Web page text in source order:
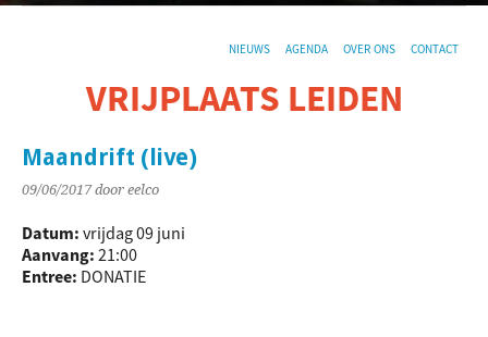
NIEUWS AGENDA OVER ONS CONTACT
VRIJPLAATS LEIDEN
Maandrift (live)
09/06/2017 door eelco
Datum: vrijdag 09 juni
Aanvang: 21:00
Entree: DONATIE